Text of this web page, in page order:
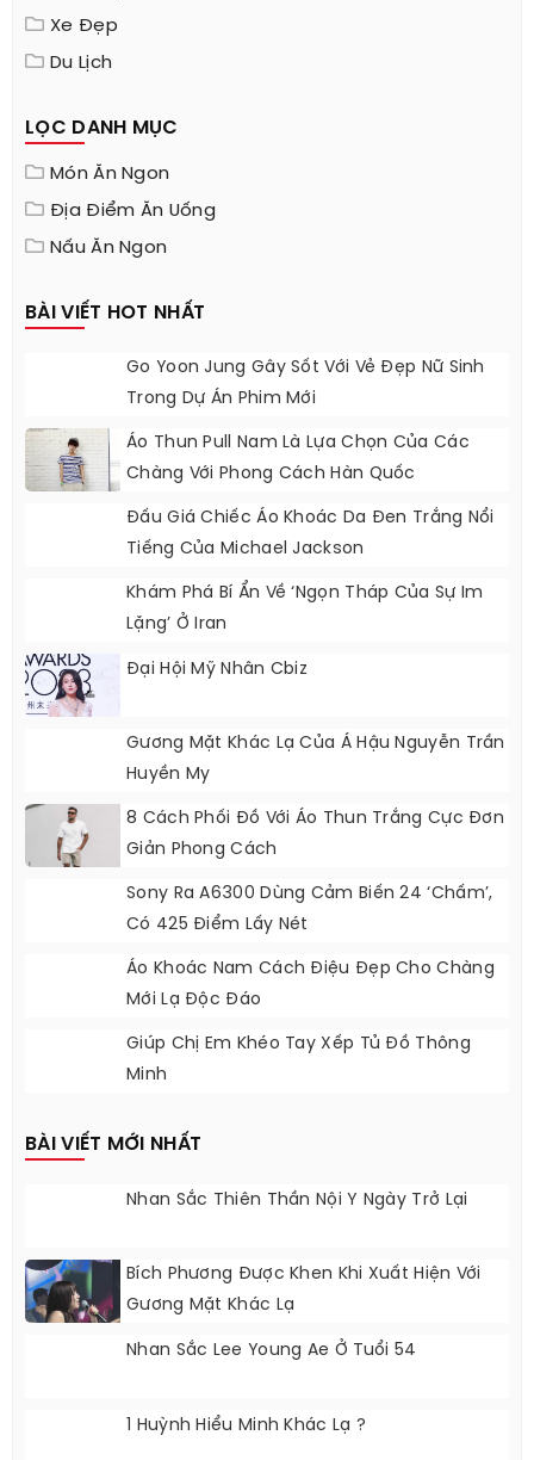
Xe Đẹp
Du Lịch
LỌC DANH MỤC
Món Ăn Ngon
Địa Điểm Ăn Uống
Nấu Ăn Ngon
BÀI VIẾT HOT NHẤT
Go Yoon Jung Gây Sốt Với Vẻ Đẹp Nữ Sinh
Trong Dự Án Phim Mới
Áo Thun Pull Nam Là Lựa Chọn Của Các
Chàng Với Phong Cách Hàn Quốc
Đấu Giá Chiếc Áo Khoác Da Đen Trắng Nổi
Tiếng Của Michael Jackson
Khám Phá Bí Ẩn Về ‘ngọn Tháp Của Sự Im
Lặng’ Ở Iran
Đại Hội Mỹ Nhân Cbiz
Gương Mặt Khác Lạ Của Á Hậu Nguyễn Trần
Huyền My
8 Cách Phối Đồ Với Áo Thun Trắng Cực Đơn
Giản Phong Cách
Sony Ra A6300 Dùng Cảm Biến 24 ‘chấm’,
Có 425 Điểm Lấy Nét
Áo Khoác Nam Cách Điệu Đẹp Cho Chàng
Mới Lạ Độc Đáo
Giúp Chị Em Khéo Tay Xếp Tủ Đồ Thông
Minh
BÀI VIẾT MỚI NHẤT
Nhan Sắc Thiên Thần Nội Y Ngày Trở Lại
Bích Phương Được Khen Khi Xuất Hiện Với
Gương Mặt Khác Lạ
Nhan Sắc Lee Young Ae Ở Tuổi 54
1 Huỳnh Hiểu Minh Khác Lạ ?